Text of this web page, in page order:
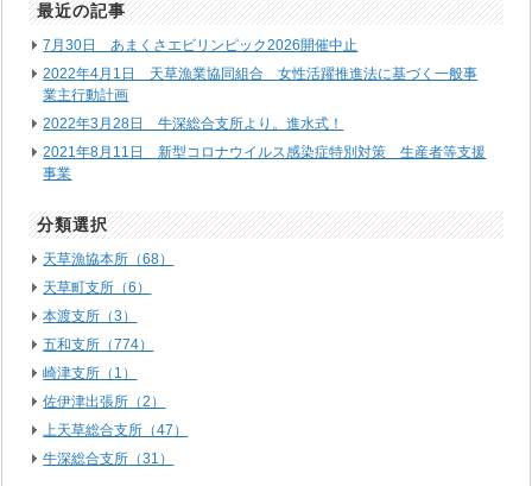
最近の記事
7月30日 あまくさエビリンピック2026開催中止
2022年4月1日 天草漁業協同組合 女性活躍推進法に基づく一般事
業主行動計画
2022年3月28日 牛深総合支所より。進水式！
2021年8月11日 新型コロナウイルス感染症特別対策 生産者等支援
事業
分類選択
天草漁協本所（68）
天草町支所（6）
本渡支所（3）
五和支所（774）
崎津支所（1）
佐伊津出張所（2）
上天草総合支所（47）
牛深総合支所（31）